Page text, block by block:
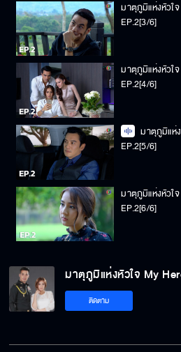
มาตุภูมิแห่งหัวใ
EP.2[3/6]
มาตุภูมิแห่งหัวใ
EP.2[4/6]
มาตุภูมิแห่
EP.2[5/6]
มาตุภูมิแห่งหัวใ
EP.2[6/6]
มาตุภูมิแห่งหัวใจ My
ติดตาม